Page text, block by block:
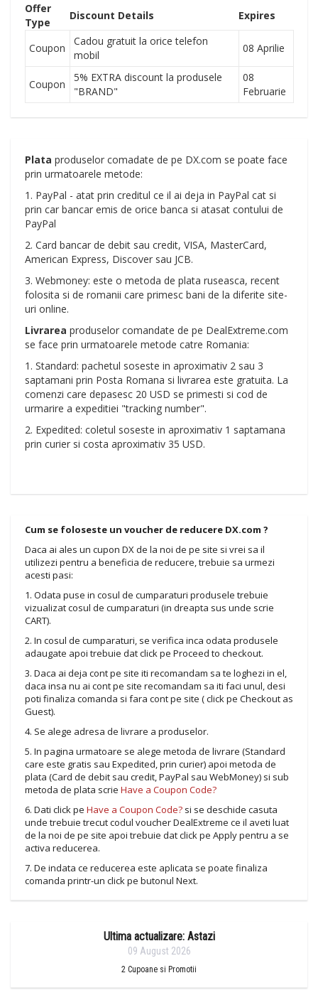
Offer
Type
Discount Details Expires
Coupon
Cadou gratuit la orice telefon
mobil
08 Aprilie
Coupon
5% EXTRA discount la produsele
"BRAND"
08
Februarie
Plata produselor comadate de pe DX.com se poate face
prin urmatoarele metode:
1. PayPal - atat prin creditul ce il ai deja in PayPal cat si
prin car bancar emis de orice banca si atasat contului de
PayPal
2. Card bancar de debit sau credit, VISA, MasterCard,
American Express, Discover sau JCB.
3. Webmoney: este o metoda de plata ruseasca, recent
folosita si de romanii care primesc bani de la diferite site-
uri online.
Livrarea produselor comandate de pe DealExtreme.com
se face prin urmatoarele metode catre Romania:
1. Standard: pachetul soseste in aproximativ 2 sau 3
saptamani prin Posta Romana si livrarea este gratuita. La
comenzi care depasesc 20 USD se primesti si cod de
urmarire a expeditiei "tracking number".
2. Expedited: coletul soseste in aproximativ 1 saptamana
prin curier si costa aproximativ 35 USD.
Cum se foloseste un voucher de reducere DX.com ?
Daca ai ales un cupon DX de la noi de pe site si vrei sa il
utilizezi pentru a beneficia de reducere, trebuie sa urmezi
acesti pasi:
1. Odata puse in cosul de cumparaturi produsele trebuie
vizualizat cosul de cumparaturi (in dreapta sus unde scrie
CART).
2. In cosul de cumparaturi, se verifica inca odata produsele
adaugate apoi trebuie dat click pe Proceed to checkout.
3. Daca ai deja cont pe site iti recomandam sa te loghezi in el,
daca insa nu ai cont pe site recomandam sa iti faci unul, desi
poti finaliza comanda si fara cont pe site ( click pe Checkout as
Guest).
4. Se alege adresa de livrare a produselor.
5. In pagina urmatoare se alege metoda de livrare (Standard
care este gratis sau Expedited, prin curier) apoi metoda de
plata (Card de debit sau credit, PayPal sau WebMoney) si sub
metoda de plata scrie Have a Coupon Code?
6. Dati click pe Have a Coupon Code? si se deschide casuta
unde trebuie trecut codul voucher DealExtreme ce il aveti luat
de la noi de pe site apoi trebuie dat click pe Apply pentru a se
activa reducerea.
7. De indata ce reducerea este aplicata se poate finaliza
comanda printr-un click pe butonul Next.
Ultima actualizare: Astazi
09 August 2026
2 Cupoane si Promotii